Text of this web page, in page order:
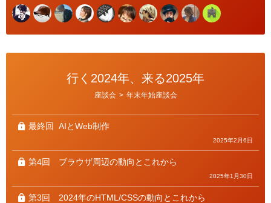
行く2024年、来る2025年
リ
ー
座談会 > 年末年始座談会
最終回 AIとWeb制作
2025年2月6日
第4回 ブラウザ周辺の動向とこれから
2025年1月30日
第3回 2024年のHTML/CSSの動向とこれから